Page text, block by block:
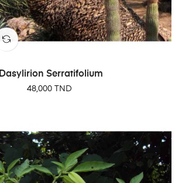
Dasylirion Serratifolium
Prix
48,000 TND